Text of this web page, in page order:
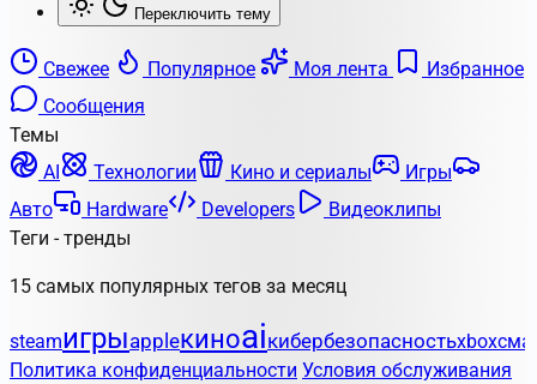
Переключить тему
Свежее Популярное Моя лента
Избранное
Сообщения
Темы
AI
Технологии Кино и сериалы
Игры
Авто
Hardware Developers
Видеоклипы
Теги - тренды
15 самых популярных тегов за месяц
steamигрыappleкиноaiкибербезопасностьxbox
Политика конфиденциальности Условия обслуживания